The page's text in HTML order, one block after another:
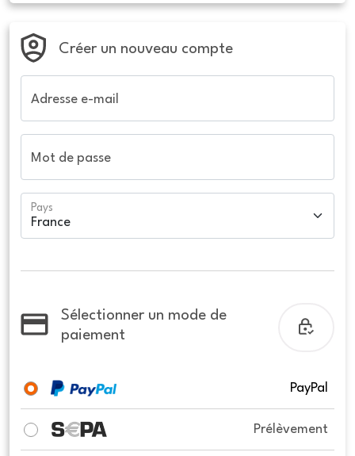
Créer un nouveau compte
Adresse e-mail
Mot de passe
Pays
Sélectionner un mode de
paiement
PayPal
Prélèvement